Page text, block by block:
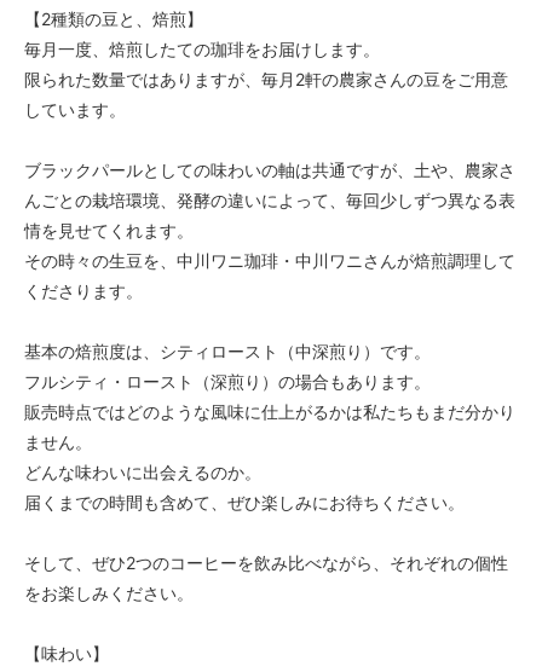
【2種類の豆と、焙煎】
毎月一度、焙煎したての珈琲をお届けします。
限られた数量ではありますが、毎月2軒の農家さんの豆をご用意
しています。
ブラックパールとしての味わいの軸は共通ですが、土や、農家さ
んごとの栽培環境、発酵の違いによって、毎回少しずつ異なる表
情を見せてくれます。
その時々の生豆を、中川ワニ珈琲・中川ワニさんが焙煎調理して
くださります。
基本の焙煎度は、シティロースト（中深煎り）です。
フルシティ・ロースト（深煎り）の場合もあります。
販売時点ではどのような風味に仕上がるかは私たちもまだ分かり
ません。
どんな味わいに出会えるのか。
届くまでの時間も含めて、ぜひ楽しみにお待ちください。
そして、ぜひ2つのコーヒーを飲み比べながら、それぞれの個性
をお楽しみください。
【味わい】